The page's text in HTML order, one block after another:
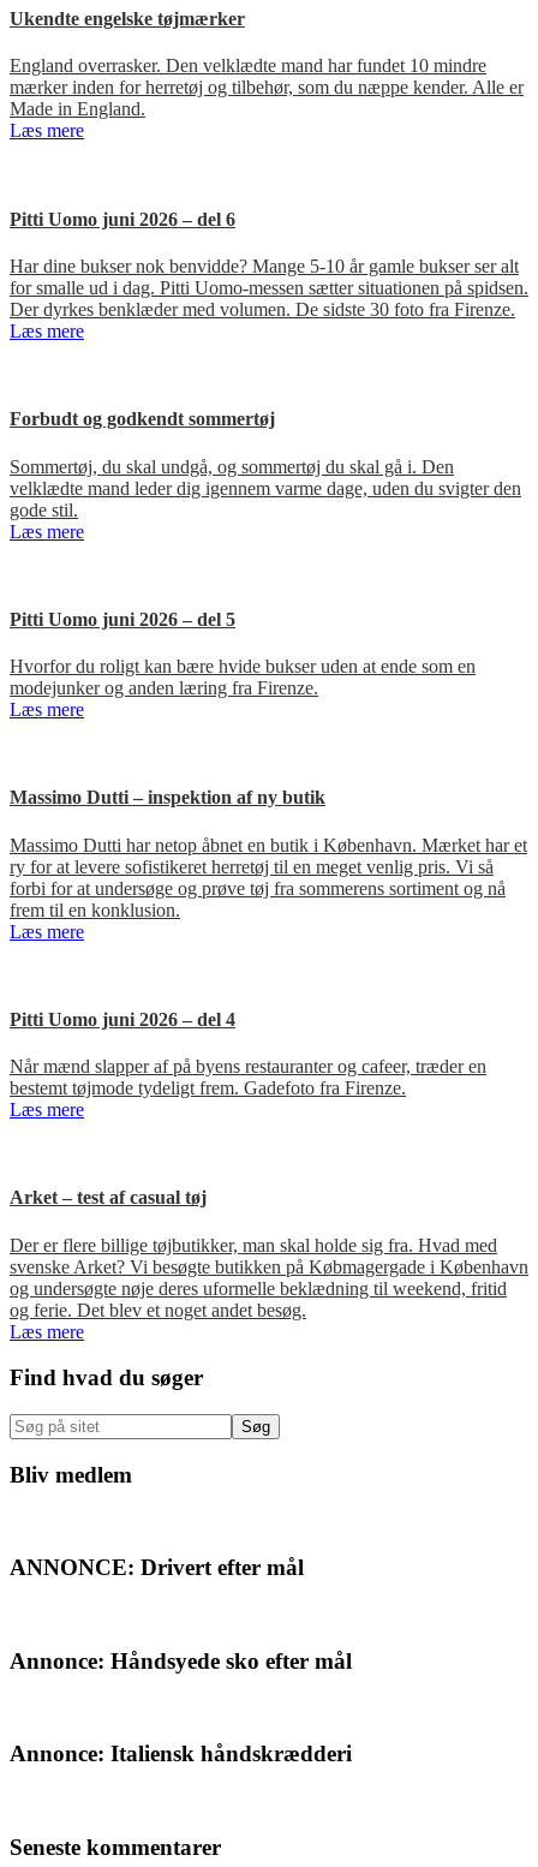
Ukendte engelske tøjmærker
England overrasker. Den velklædte mand har fundet 10 mindre
mærker inden for herretøj og tilbehør, som du næppe kender. Alle er
Made in England.
Læs mere
Pitti Uomo juni 2026 – del 6
Har dine bukser nok benvidde? Mange 5-10 år gamle bukser ser alt
for smalle ud i dag. Pitti Uomo-messen sætter situationen på spidsen.
Der dyrkes benklæder med volumen. De sidste 30 foto fra Firenze.
Læs mere
Forbudt og godkendt sommertøj
Sommertøj, du skal undgå, og sommertøj du skal gå i. Den
velklædte mand leder dig igennem varme dage, uden du svigter den
gode stil.
Læs mere
Pitti Uomo juni 2026 – del 5
Hvorfor du roligt kan bære hvide bukser uden at ende som en
modejunker og anden læring fra Firenze.
Læs mere
Massimo Dutti – inspektion af ny butik
Massimo Dutti har netop åbnet en butik i København. Mærket har et
ry for at levere sofistikeret herretøj til en meget venlig pris. Vi så
forbi for at undersøge og prøve tøj fra sommerens sortiment og nå
frem til en konklusion.
Læs mere
Pitti Uomo juni 2026 – del 4
Når mænd slapper af på byens restauranter og cafeer, træder en
bestemt tøjmode tydeligt frem. Gadefoto fra Firenze.
Læs mere
Arket – test af casual tøj
Der er flere billige tøjbutikker, man skal holde sig fra. Hvad med
svenske Arket? Vi besøgte butikken på Købmagergade i København
og undersøgte nøje deres uformelle beklædning til weekend, fritid
og ferie. Det blev et noget andet besøg.
Læs mere
Primær
Sidebar
Find hvad du søger
Søg
på
sitet
Bliv medlem
ANNONCE: Drivert efter mål
Annonce: Håndsyede sko efter mål
Annonce: Italiensk håndskrædderi
Seneste kommentarer